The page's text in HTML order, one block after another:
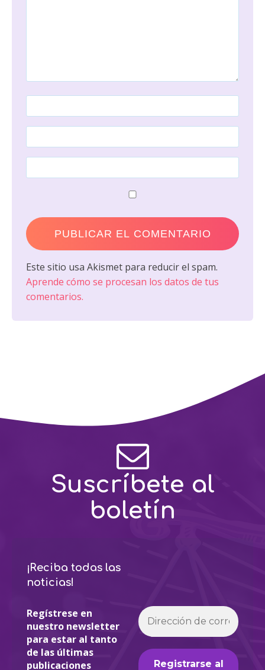
Este sitio usa Akismet para reducir el spam.
Aprende cómo se procesan los datos de tus
comentarios.
Suscríbete al
boletín
¡Reciba todas las
noticias!
Regístrese en
nuestro newsletter
para estar al tanto
de las últimas
publicaciones